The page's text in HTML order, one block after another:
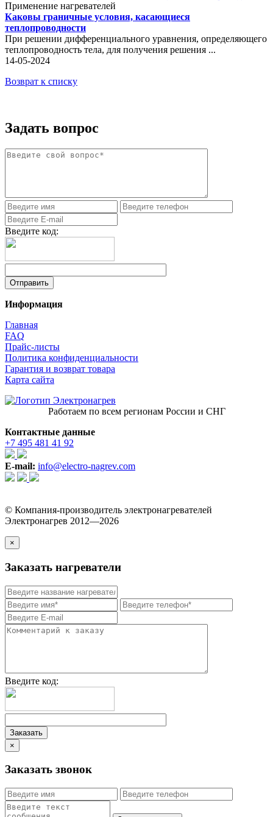
Применение нагревателей
Каковы граничные условия, касающиеся
теплопроводности
При решении дифференциального уравнения, определяющего
теплопроводность тела, для получения решения ...
14-05-2024
Возврат к списку
Задать вопрос
Введите код:
Информация
Главная
FAQ
Прайс-листы
Политика конфиденциальности
Гарантия и возврат товара
Карта сайта
Работаем по всем регионам России и СНГ
Контактные данные
+7 495 481 41 92
E-mail: info@electro-nagrev.com
© Компания-производитель электронагревателей
Электронагрев 2012—2026
×
Заказать нагреватели
Введите код:
×
Заказать звонок